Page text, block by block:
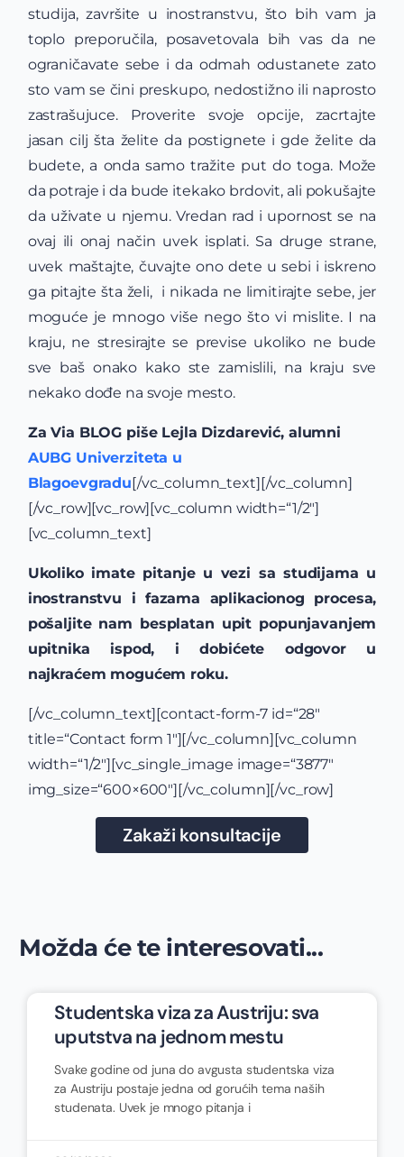
studija, završite u inostranstvu, što bih vam ja
toplo preporučila, posavetovala bih vas da ne
ograničavate sebe i da odmah odustanete zato
sto vam se čini preskupo, nedostižno ili naprosto
zastrašujuce. Proverite svoje opcije, zacrtajte
jasan cilj šta želite da postignete i gde želite da
budete, a onda samo tražite put do toga. Može
da potraje i da bude itekako brdovit, ali pokušajte
da uživate u njemu. Vredan rad i upornost se na
ovaj ili onaj način uvek isplati. Sa druge strane,
uvek maštajte, čuvajte ono dete u sebi i iskreno
ga pitajte šta želi, i nikada ne limitirajte sebe, jer
moguće je mnogo više nego što vi mislite. I na
kraju, ne stresirajte se previse ukoliko ne bude
sve baš onako kako ste zamislili, na kraju sve
nekako dođe na svoje mesto.
Za Via BLOG piše Lejla Dizdarević, alumni
AUBG Univerziteta u
Blagoevgradu[/vc_column_text][/vc_column]
[/vc_row][vc_row][vc_column width=“1/2″]
[vc_column_text]
Ukoliko imate pitanje u vezi sa studijama u
inostranstvu i fazama aplikacionog procesa,
pošaljite nam besplatan upit popunjavanjem
upitnika ispod, i dobićete odgovor u
najkraćem mogućem roku.
[/vc_column_text][contact-form-7 id=“28″
title=“Contact form 1″][/vc_column][vc_column
width=“1/2″][vc_single_image image=“3877″
img_size=“600×600″][/vc_column][/vc_row]
Zakaži konsultacije
Možda će te interesovati...
Studentska viza za Austriju: sva
uputstva na jednom mestu
Svake godine od juna do avgusta studentska viza
za Austriju postaje jedna od gorućih tema naših
studenata. Uvek je mnogo pitanja i